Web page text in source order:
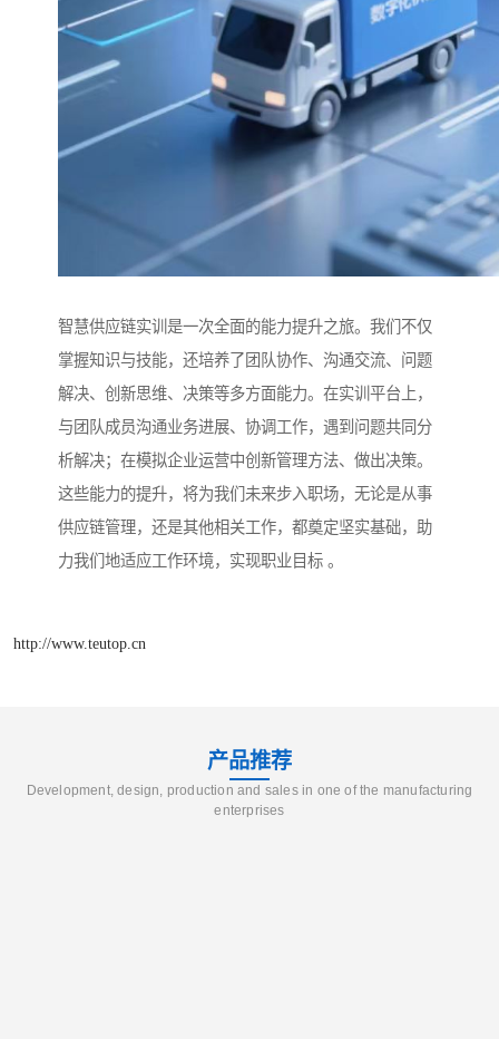
智慧供应链实训是一次全面的能力提升之旅。我们不仅
掌握知识与技能，还培养了团队协作、沟通交流、问题
解决、创新思维、决策等多方面能力。在实训平台上，
与团队成员沟通业务进展、协调工作，遇到问题共同分
析解决；在模拟企业运营中创新管理方法、做出决策。
这些能力的提升，将为我们未来步入职场，无论是从事
供应链管理，还是其他相关工作，都奠定坚实基础，助
力我们地适应工作环境，实现职业目标 。
http://www.teutop.cn
产品推荐
Development, design, production and sales in one of the manufacturing
enterprises